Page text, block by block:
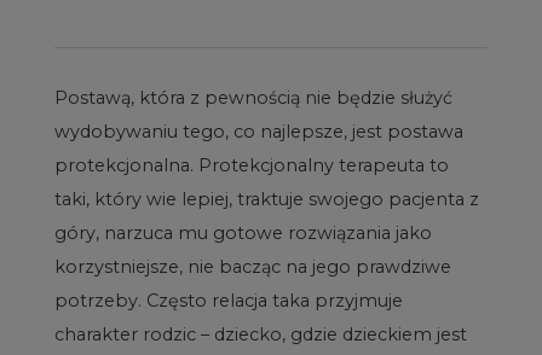
Postawą, która z pewnością nie będzie służyć
wydobywaniu tego, co najlepsze, jest postawa
protekcjonalna. Protekcjonalny terapeuta to
taki, który wie lepiej, traktuje swojego pacjenta z
góry, narzuca mu gotowe rozwiązania jako
korzystniejsze, nie bacząc na jego prawdziwe
potrzeby. Często relacja taka przyjmuje
charakter rodzic – dziecko, gdzie dzieckiem jest